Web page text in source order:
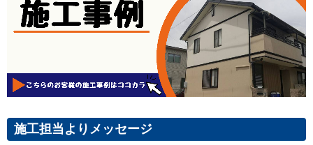
施工担当よりメッセージ